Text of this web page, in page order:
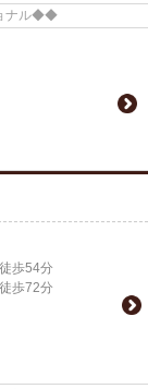
ナル◆◆
歩54分
歩72分